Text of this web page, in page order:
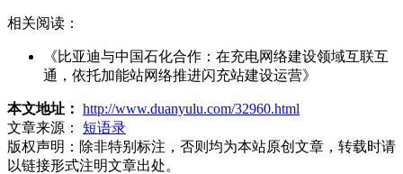
相关阅读：
《比亚迪与中国石化合作：在充电网络建设领域互联互
通，依托加能站网络推进闪充站建设运营》
本文地址： http://www.duanyulu.com/32960.html
文章来源：
短语录
版权声明： 除非特别标注，否则均为本站原创文章，转载时请
以链接形式注明文章出处。